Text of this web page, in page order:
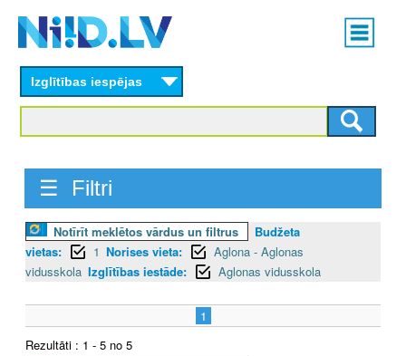
content
Main
menu
Izglītības iespējas
☰ Filtri
Notīrīt meklētos vārdus un filtrus
Budžeta
vietas:
1 Norises vieta:
Aglona - Aglonas
vidusskola Izglītības iestāde: Aglonas vidusskola
1
Rezultāti : 1 - 5 no 5